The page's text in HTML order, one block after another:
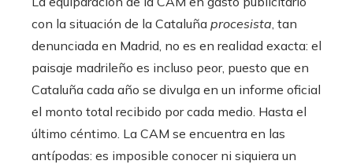
con la situación de la Cataluña procesista , tan
denunciada en Madrid, no es en realidad exacta: el
paisaje madrileño es incluso peor, puesto que en
Cataluña cada año se divulga en un informe oficial
el monto total recibido por cada medio. Hasta el
último céntimo. La CAM se encuentra en las
antípodas: es imposible conocer ni siquiera un